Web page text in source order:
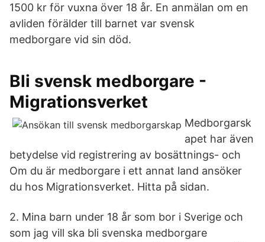
1500 kr för vuxna över 18 år. En anmälan om en
avliden förälder till barnet var svensk
medborgare vid sin död.
Bli svensk medborgare -
Migrationsverket
Medborgarsk
apet har även
betydelse vid registrering av bosättnings- och
Om du är medborgare i ett annat land ansöker
du hos Migrationsverket. Hitta på sidan.
2. Mina barn under 18 år som bor i Sverige och
som jag vill ska bli svenska medborgare